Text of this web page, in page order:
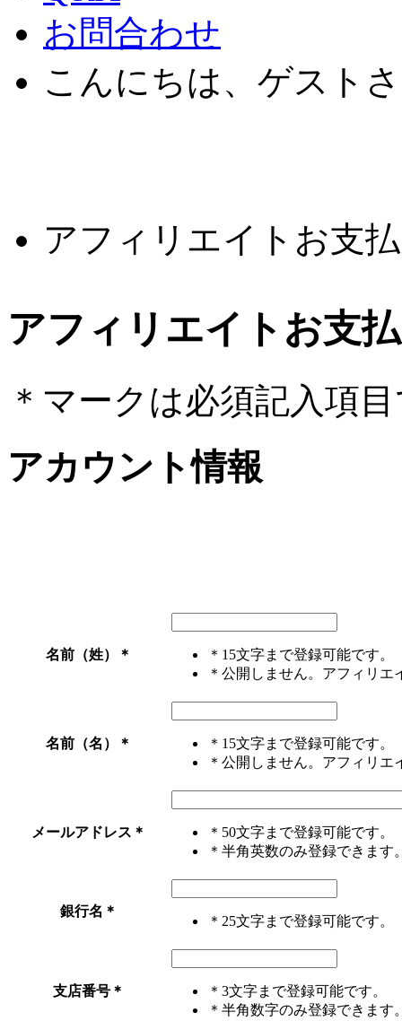
お問合わせ
こんにちは、ゲスト
アフィリエイトお支
アフィリエイトお支
＊ マークは必須記入項
アカウント情報
名前（姓） ＊
＊15文字まで登録可能です。
＊公開しません。アフィリ
名前（名） ＊
＊15文字まで登録可能です。
＊公開しません。アフィリ
メールアドレス ＊
＊50文字まで登録可能です。
＊半角英数のみ登録できます
銀行名 ＊
＊25文字まで登録可能です。
支店番号 ＊
＊3文字まで登録可能です。
＊半角数字のみ登録できます